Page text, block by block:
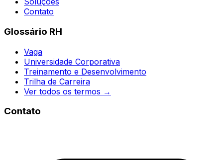
Contato
Glossário RH
Vaga
Universidade Corporativa
Treinamento e Desenvolvimento
Trilha de Carreira
Ver todos os termos →
Contato